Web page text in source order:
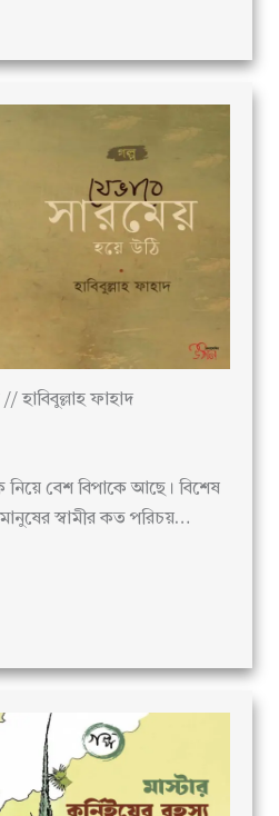
হাবিবুল্লাহ ফাহাদ
বেশ বিপাকে আছে। বিশেষ
মানুষের স্বামীর কত পরিচয়…